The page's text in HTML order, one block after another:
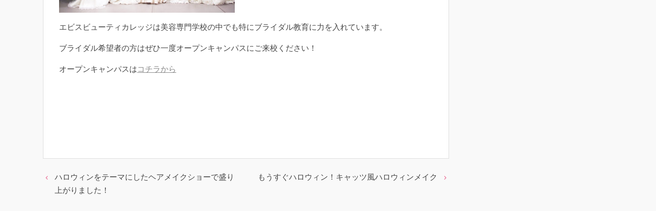
エビスビューティカレッジは美容専門学校の中でも特にブライダル教育に力を入れています。
ブライダル希望者の方はぜひ一度オープンキャンパスにご来校ください！
オープンキャンパスはコチラから
ハロウィンをテーマにしたヘアメイクショーで盛り
上がりました！
もうすぐハロウィン！キャッツ風ハロウィンメイク